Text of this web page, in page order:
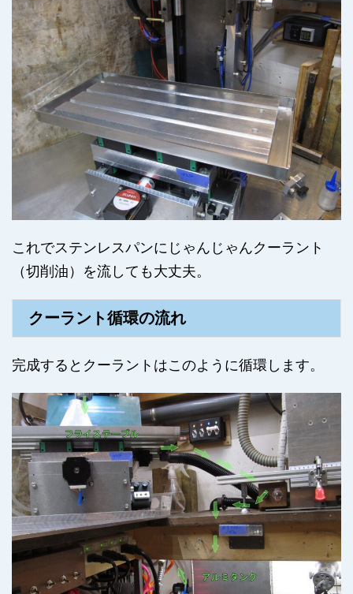
これでステンレスパンにじゃんじゃんクーラント
（切削油）を流しても大丈夫。
クーラント循環の流れ
完成するとクーラントはこのように循環します。